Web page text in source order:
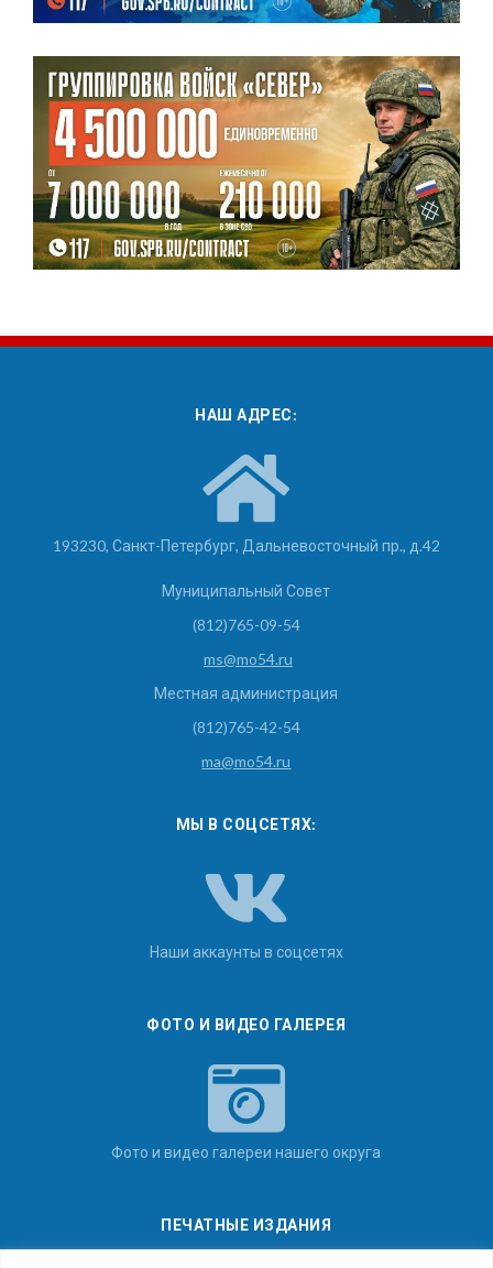
НАШ АДРЕС:
193230, Санкт-Петербург, Дальневосточный пр., д.42
Муниципальный Совет
(812)765-09-54
ms@mo54.ru
Местная администрация
(812)765-42-54
ma@mo54.ru
МЫ В СОЦСЕТЯХ:
Наши аккаунты в соцсетях
ФОТО И ВИДЕО ГАЛЕРЕЯ
Фото и видео галереи нашего округа
ПЕЧАТНЫЕ ИЗДАНИЯ